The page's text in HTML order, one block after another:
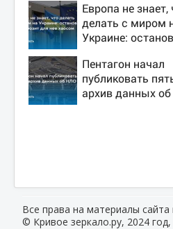
Европа не знает,
делать с миром
Украине:
хаосом
Пентагон начал
публиковать
архив данных об
Все права на материалы
© Кривое зеркало.ру, 2024